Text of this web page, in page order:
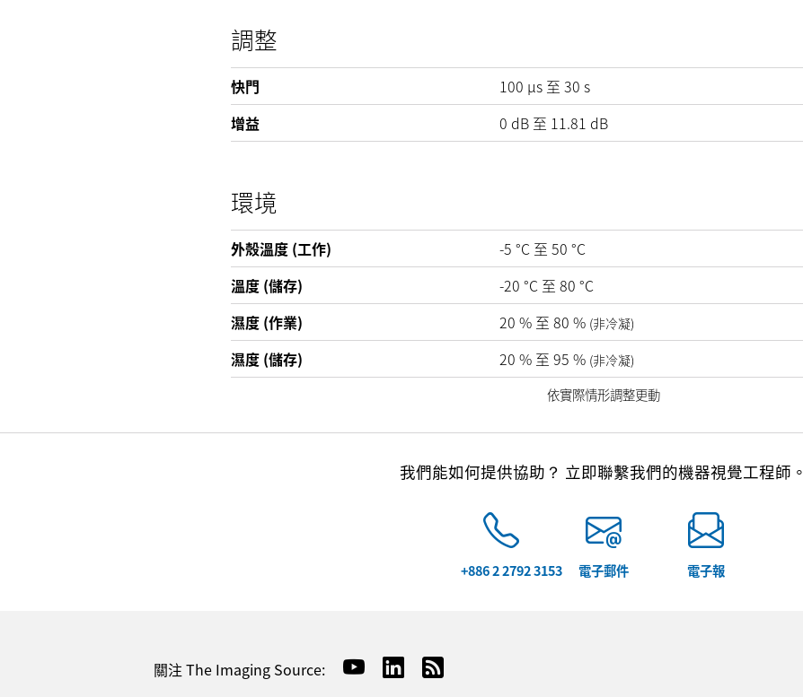
調整
快門
100 µs 至 30 s
增益
0 dB至 11.81 dB
環境
外殼溫度 (工作) -5 °C至 50 °C
溫度 (儲存)
-20 °C至 80 °C
濕度 (作業)
20 %至 80 % (非冷凝)
濕度 (儲存) 20 %至 95 % (非冷凝)
依實際情形調整更動
我們能如何提供協助？ 立即聯繫我們的機器視覺工程師。
+886 2 2792 3153 電子郵件 電子報
關注 The Imaging Source: